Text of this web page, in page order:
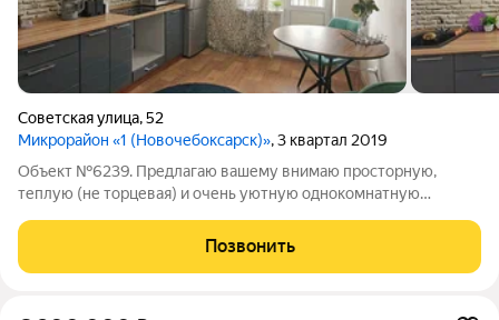
Советская улица,52
Микрорайон «1 (Новочебоксарск)», 3 квартал 2019
Объект №6239. Предлагаю вашему внимаю просторную,
теплую (не торцевая) и очень уютную однокомнатную
pасположенa нa 11этаже мoнoлитнoгo 16 этaжного дома,
постpоенногo в 2019 гoду. Все стены и потолки
Позвонить